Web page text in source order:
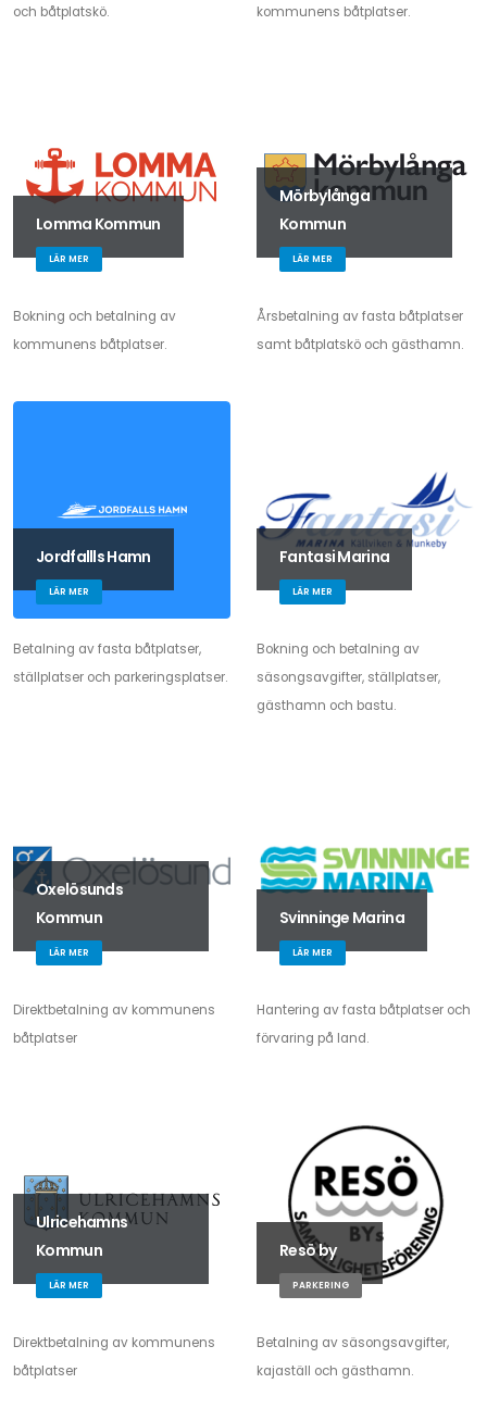
och båtplatskö.
kommunens båtplatser.
Lomma Kommun
LÄR MER
Bokning och betalning av
kommunens båtplatser.
Mörbylånga
Kommun
LÄR MER
Årsbetalning av fasta båtplatser
samt båtplatskö och gästhamn.
Jordfallls Hamn
LÄR MER
Betalning av fasta båtplatser,
ställplatser och parkeringsplatser.
Fantasi Marina
LÄR MER
Bokning och betalning av
säsongsavgifter, ställplatser,
gästhamn och bastu.
Oxelösunds
Kommun
LÄR MER
Direktbetalning av kommunens
båtplatser
Svinninge Marina
LÄR MER
Hantering av fasta båtplatser och
förvaring på land.
Ulricehamns
Kommun
LÄR MER
Direktbetalning av kommunens
båtplatser
Resö by
PARKERING
Betalning av säsongsavgifter,
kajaställ och gästhamn.